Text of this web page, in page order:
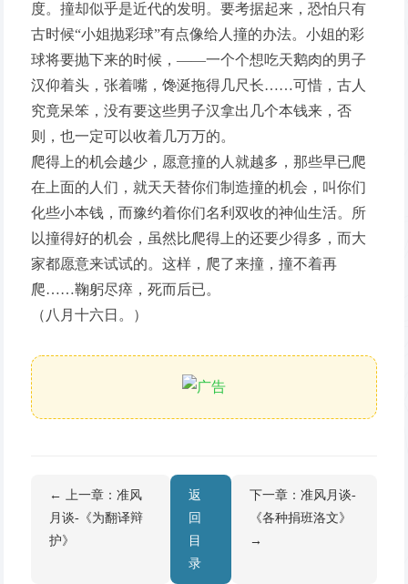
度。撞却似乎是近代的发明。要考据起来，恐怕只有
古时候“小姐抛彩球”有点像给人撞的办法。小姐的彩
球将要抛下来的时候，——一个个想吃天鹅肉的男子
汉仰着头，张着嘴，馋涎拖得几尺长……可惜，古人
究竟呆笨，没有要这些男子汉拿出几个本钱来，否
则，也一定可以收着几万万的。
爬得上的机会越少，愿意撞的人就越多，那些早已爬
在上面的人们，就天天替你们制造撞的机会，叫你们
化些小本钱，而豫约着你们名利双收的神仙生活。所
以撞得好的机会，虽然比爬得上的还要少得多，而大
家都愿意来试试的。这样，爬了来撞，撞不着再
爬……鞠躬尽瘁，死而后已。
（八月十六日。）
← 上一章：准风
月谈-《为翻译辩
护》
返
回
目
录
下一章：准风月谈-
《各种捐班洛文》
→